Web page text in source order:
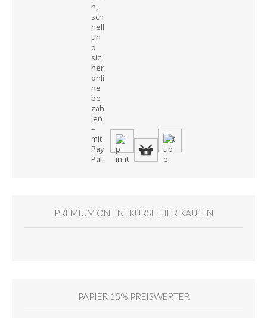
PREMIUM ONLINEKURSE HIER KAUFEN
PAPIER 15% PREISWERTER